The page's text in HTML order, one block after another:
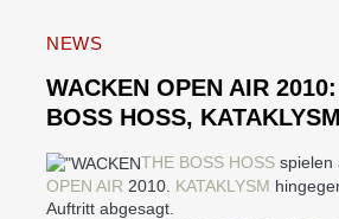
NEWS
WACKEN OPEN AIR
BOSS HOSS,
THE BOSS HOSS spielen
OPEN AIR 2010. KATAKLYSM
Auftritt abgesagt.